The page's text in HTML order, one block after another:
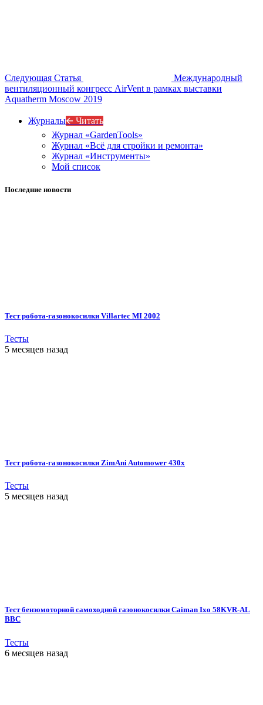
Следующая Статья
Международный
вентиляционный конгресс AirVent в рамках выставки
Aquatherm Moscow 2019
Журналы🡨 Читать
Журнал «GardenTools»
Журнал «Всё для стройки и ремонта»
Журнал «Инструменты»
Мой список
Последние новости
Тест робота-газонокосилки Villartec MI 2002
Тесты
5 месяцев назад
Тест робота-газонокосилки ZimAni Automower 430х
Тесты
5 месяцев назад
Тест бензомоторной самоходной газонокосилки Caiman Ixo 58KVR-AL
BBC
Тесты
6 месяцев назад